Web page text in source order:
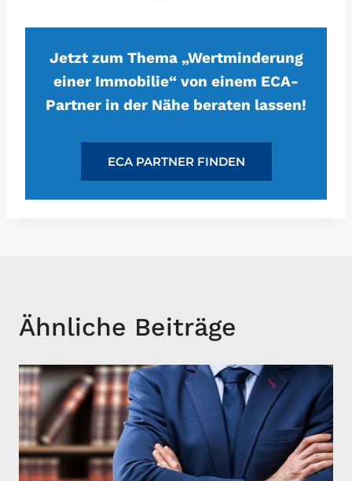
Jetzt zum Thema „Wertminderung
einer Immobilie“ von einem ECA-
Partner in der Nähe beraten lassen!
ECA PARTNER FINDEN
Ähnliche Beiträge